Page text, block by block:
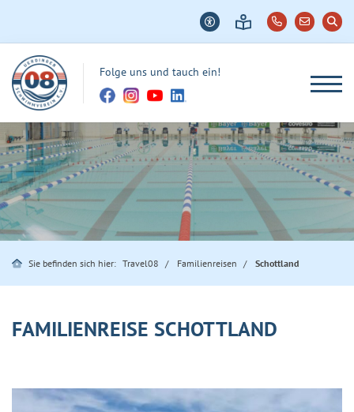
Folge uns und tauch ein!
Sie befinden sich hier: Travel08 Familienreisen Schottland
FAMILIENREISE SCHOTTLAND